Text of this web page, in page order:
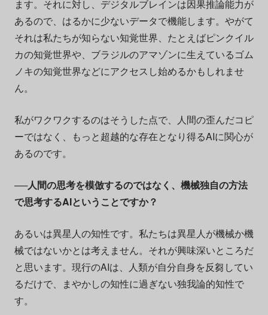
ます。それに対し、デジタルブレインは因果推論能力が
あるので、はるかに少ないデータで機能します。やがて
それは私たちが知らない知覚世界、たとえばピンクイル
カの知覚世界や、ブラジルのアマゾンに生えているゴム
ノキの知覚世界などにアクセスし始めるかもしれませ
ん。
私がワクワクするのはそうした点で、人間の歪んだコピ
ーではなく、もっと超越的な存在となり得るAIに関心が
あるのです。
──人間の思考を模倣するのではなく、機械独自の方法
で思考するAIということですか？
あるいは異星人の知性です。私たちは異星人が機械か機
械ではないかとは考えません。それが興味深いところだ
と思います。現行のAIは、人類が自分自身を反芻してい
るだけで、まやかしの知性に過ぎない独我論的知性で
す。